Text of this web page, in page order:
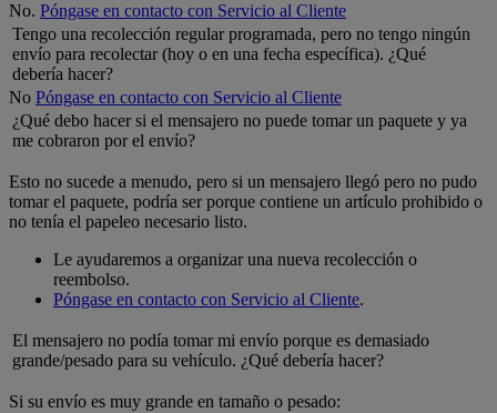
No. Póngase en contacto con Servicio al Cliente
Tengo una recolección regular programada, pero no tengo ningún
envío para recolectar (hoy o en una fecha específica). ¿Qué
debería hacer?
No Póngase en contacto con Servicio al Cliente
¿Qué debo hacer si el mensajero no puede tomar un paquete y ya
me cobraron por el envío?
Esto no sucede a menudo, pero si un mensajero llegó pero no pudo
tomar el paquete, podría ser porque contiene un artículo prohibido o
no tenía el papeleo necesario listo.
Le ayudaremos a organizar una nueva recolección o
reembolso.
Póngase en contacto con Servicio al Cliente.
El mensajero no podía tomar mi envío porque es demasiado
grande/pesado para su vehículo. ¿Qué debería hacer?
Si su envío es muy grande en tamaño o pesado: